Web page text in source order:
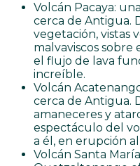
Volcán Pacaya:
cerca de Antigua.
vegetación, vistas
malvaviscos sobre
el flujo de lava
increíble.
Volcán
cerca de Antigua.
amaneceres y
espectáculo del
a él, en erupción
Volcán Santa